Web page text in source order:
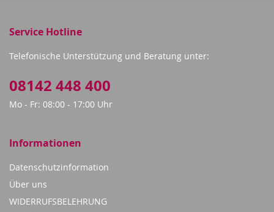
Service Hotline
Telefonische Unterstützung und Beratung unter:
08142 448 400
Mo - Fr: 08:00 - 17:00 Uhr
Informationen
Datenschutzinformation
Über uns
WIDERRUFSBELEHRUNG